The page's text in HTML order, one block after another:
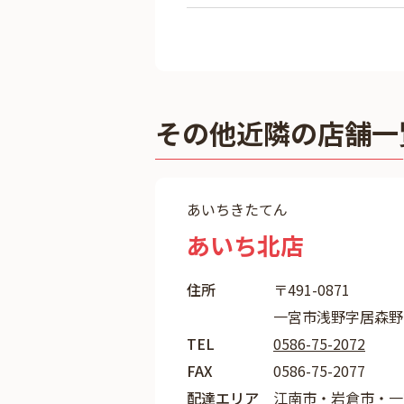
その他近隣の店舗
あいちきたてん
あいち北店
住所
〒491-0871
一宮市浅野字居森
TEL
0586-75-2072
FAX
0586-75-2077
配達エリア
江南市・岩倉市・